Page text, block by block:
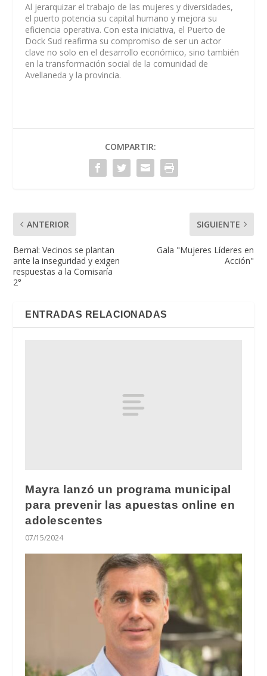
Al jerarquizar el trabajo de las mujeres y diversidades,
el puerto potencia su capital humano y mejora su
eficiencia operativa. Con esta iniciativa, el Puerto de
Dock Sud reafirma su compromiso de ser un actor
clave no solo en el desarrollo económico, sino también
en la transformación social de la comunidad de
Avellaneda y la provincia.
COMPARTIR:
ANTERIOR
Bernal: Vecinos se plantan
ante la inseguridad y exigen
respuestas a la Comisaría
2°
SIGUIENTE
Gala "Mujeres Líderes en
Acción"
ENTRADAS RELACIONADAS
Mayra lanzó un programa municipal
para prevenir las apuestas online en
adolescentes
07/15/2024